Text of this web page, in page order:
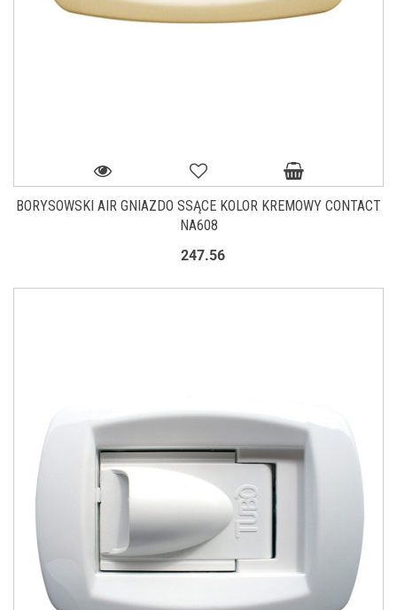
BORYSOWSKI AIR GNIAZDO SSĄCE KOLOR KREMOWY CONTACT
NA608
247.56